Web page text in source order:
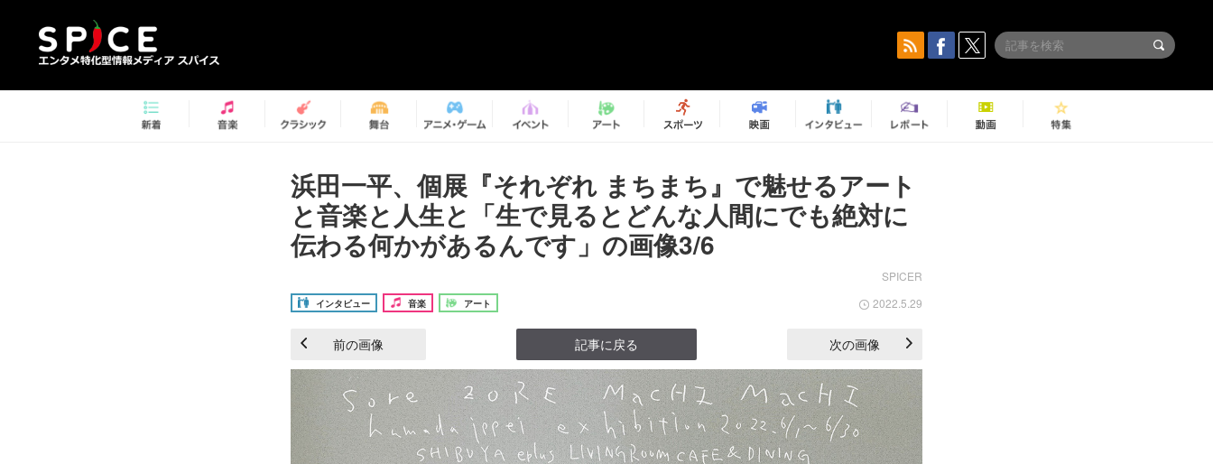
浜田一平、個展『それぞれ まちまち』で魅せるアート
と音楽と人生と「生で見るとどんな人間にでも絶対に
伝わる何かがあるんです」の画像3/6
SPICER
インタビュー 音楽 アート 2022.5.29
前の画像 記事に戻る 次の画像